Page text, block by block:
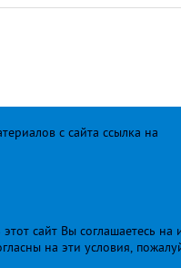
с сайта ссылка на
сайт Вы соглашаетесь
на эти условия,